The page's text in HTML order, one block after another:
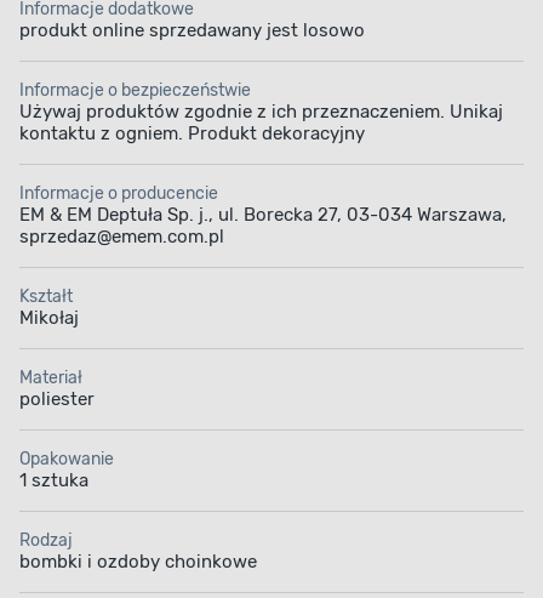
Informacje dodatkowe
produkt online sprzedawany jest losowo
Informacje o bezpieczeństwie
Używaj produktów zgodnie z ich przeznaczeniem. Unikaj
kontaktu z ogniem. Produkt dekoracyjny
Informacje o producencie
EM & EM Deptuła Sp. j., ul. Borecka 27, 03-034 Warszawa,
sprzedaz@emem.com.pl
Kształt
Mikołaj
Materiał
poliester
Opakowanie
1 sztuka
Rodzaj
bombki i ozdoby choinkowe